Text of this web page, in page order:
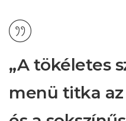
„A tökéletes
menü titka